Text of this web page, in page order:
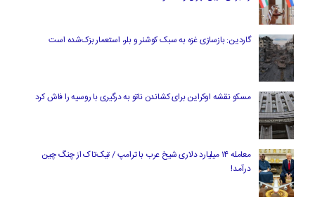
گاردین: بازسازی غزه به سبک کوشنر و بلر، استعمار بزک‌شده است
مسکو نقشه اوکراین برای کشاندن ناتو به درگیری با روسیه را فاش کرد
معامله ۱۴ میلیارد دلاری شیخ عرب با ترامپ / تیک‌تاک از چنگ چین
درآمد!